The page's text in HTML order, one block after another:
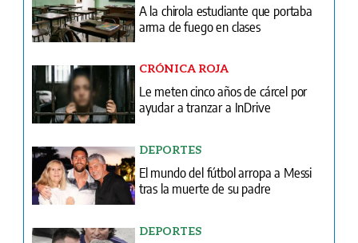
A la chirola estudiante que portaba
arma de fuego en clases
CRÓNICA ROJA
Le meten cinco años de cárcel por
ayudar a tranzar a InDrive
DEPORTES
El mundo del fútbol arropa a Messi
tras la muerte de su padre
DEPORTES